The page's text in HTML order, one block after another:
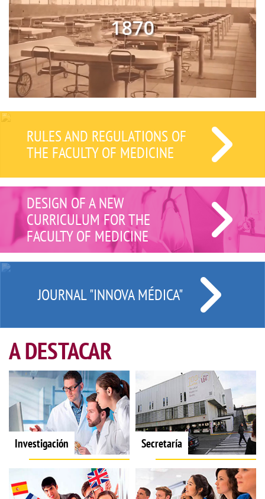
RULES AND REGULATIONS OF
THE FACULTY OF MEDICINE
DESIGN OF A NEW
CURRICULUM FOR THE
FACULTY OF MEDICINE
JOURNAL "INNOVA MÉDICA"
A DESTACAR
Investigación Secretaría